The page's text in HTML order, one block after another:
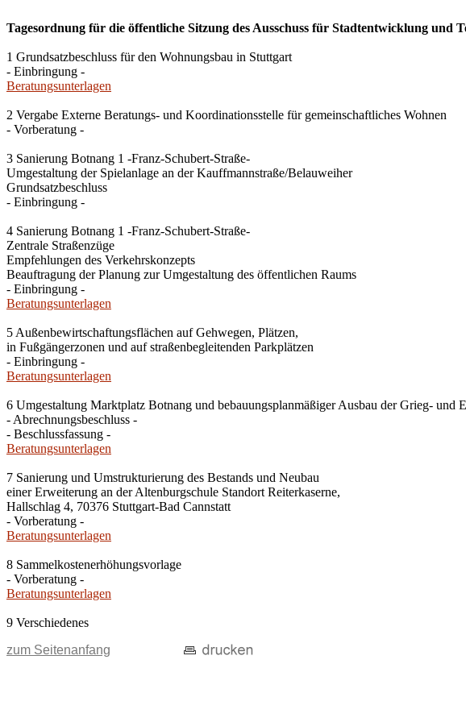
Tagesordnung für die öffentliche Sitzung des Ausschuss für Stadtentwicklung und
1 Grundsatzbeschluss für den Wohnungsbau in Stuttgart
- Einbringung -
Beratungsunterlagen
2 Vergabe Externe Beratungs- und Koordinationsstelle für gemeinschaftliches Wohnen
- Vorberatung -
3 Sanierung Botnang 1 -Franz-Schubert-Straße-
Umgestaltung der Spielanlage an der Kauffmannstraße/Belauweiher
Grundsatzbeschluss
- Einbringung -
4 Sanierung Botnang 1 -Franz-Schubert-Straße-
Zentrale Straßenzüge
Empfehlungen des Verkehrskonzepts
Beauftragung der Planung zur Umgestaltung des öffentlichen Raums
- Einbringung -
Beratungsunterlagen
5 Außenbewirtschaftungsflächen auf Gehwegen, Plätzen,
in Fußgängerzonen und auf straßenbegleitenden Parkplätzen
- Einbringung -
Beratungsunterlagen
6 Umgestaltung Marktplatz Botnang und bebauungsplanmäßiger Ausbau der Grieg- und
- Abrechnungsbeschluss -
- Beschlussfassung -
Beratungsunterlagen
7 Sanierung und Umstrukturierung des Bestands und Neubau
einer Erweiterung an der Altenburgschule Standort Reiterkaserne,
Hallschlag 4, 70376 Stuttgart-Bad Cannstatt
- Vorberatung -
Beratungsunterlagen
8 Sammelkostenerhöhungsvorlage
- Vorberatung -
Beratungsunterlagen
9 Verschiedenes
zum Seitenanfang